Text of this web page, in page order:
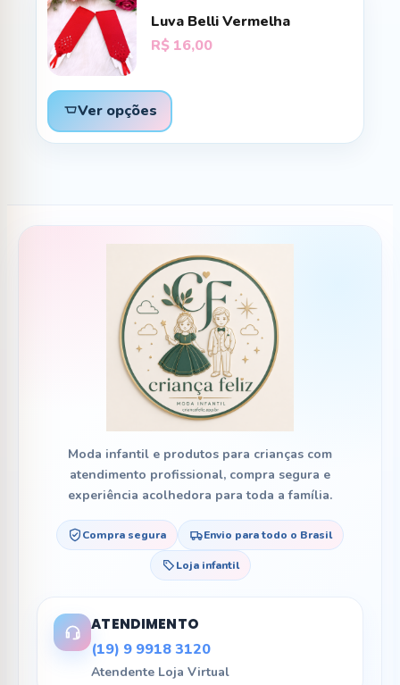
Luva Belli Vermelha
R$ 16,00
Ver opções
Moda infantil e produtos para crianças com
atendimento profissional, compra segura e
experiência acolhedora para toda a família.
Compra segura Envio para todo o Brasil
Loja infantil
ATENDIMENTO
(19) 9 9918 3120
Atendente Loja Virtual